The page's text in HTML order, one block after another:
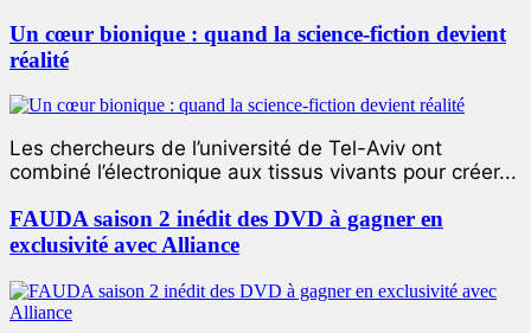
Un cœur bionique : quand la science-fiction devient
réalité
Les chercheurs de l’université de Tel-Aviv ont
combiné l’électronique aux tissus vivants pour créer...
FAUDA saison 2 inédit des DVD à gagner en
exclusivité avec Alliance